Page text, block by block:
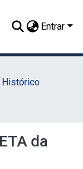
Entrar
Histórico
da